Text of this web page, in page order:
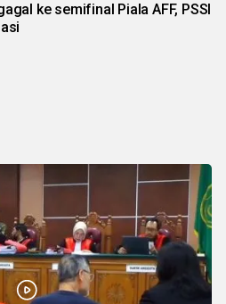
ke semifinal Piala AFF, PSSI